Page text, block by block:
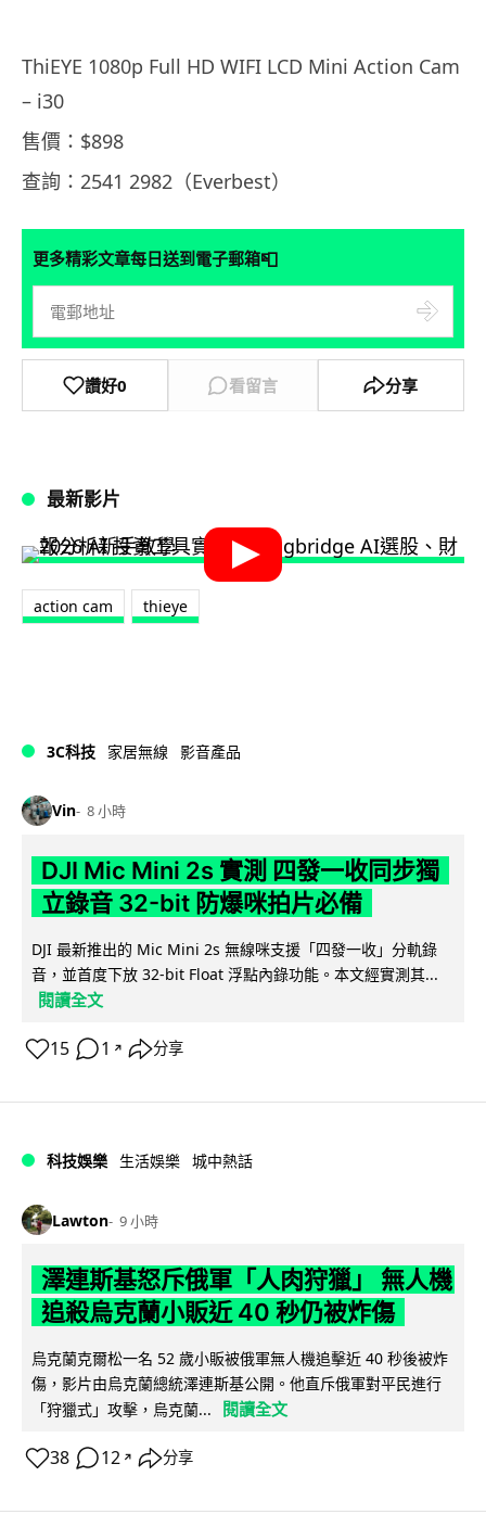
ThiEYE 1080p Full HD WIFI LCD Mini Action Cam
– i30
售價：$898
查詢：2541 2982（Everbest）
更多精彩文章每日送到電子郵箱📮
讚好0 看留言 分享
最新影片
action cam thieye
3C科技 家居無線 影音產品
Vin 8 小時
DJI Mic Mini 2s 實測 四發一收同步獨
立錄音 32-bit 防爆咪拍片必備
DJI 最新推出的 Mic Mini 2s 無線咪支援「四發一收」分軌錄
音，並首度下放 32-bit Float 浮點內錄功能。本文經實測其...
閱讀全文
15 1 ↗ 分享
科技娛樂 生活娛樂 城中熱話
Lawton 9 小時
澤連斯基怒斥俄軍「人肉狩獵」 無人機
追殺烏克蘭小販近 40 秒仍被炸傷
烏克蘭克爾松一名 52 歲小販被俄軍無人機追擊近 40 秒後被炸
傷，影片由烏克蘭總統澤連斯基公開。他直斥俄軍對平民進行
「狩獵式」攻擊，烏克蘭...
閱讀全文
38 12 ↗ 分享